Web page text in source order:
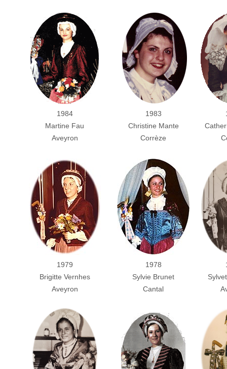
1984
Martine Fau
Aveyron
1983
Christine Mante
Corrèze
1979
Brigitte Vernhes
Aveyron
1978
Sylvie Brunet
Cantal